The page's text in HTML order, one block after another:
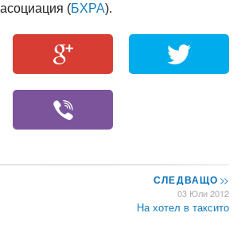
(БХРА).
СЛЕДВАЩО>>
03 Юли 2012
На хотел в таксито